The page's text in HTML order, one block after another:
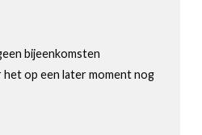
bijeenkomsten
op een later moment nog